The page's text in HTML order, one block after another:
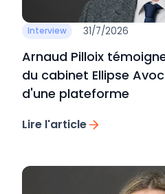
Interview 31/7/2026
Arnaud Pilloix
du cabinet Ellipse
d'une plateforme
Lire l'article